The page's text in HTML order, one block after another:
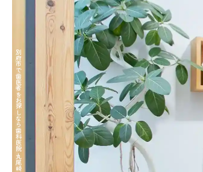
別府市で歯医者をお探しなら歯科医院 丸尾崎